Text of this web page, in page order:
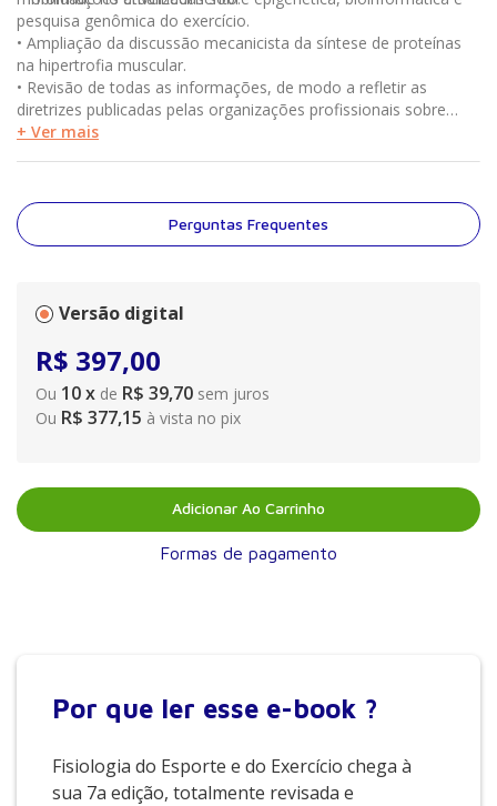
pesquisa genômica do exercício.
• Ampliação da discussão mecanicista da síntese de proteínas
na hipertrofia muscular.
• Revisão de todas as informações, de modo a refletir as
diretrizes publicadas pelas organizações profissionais sobre
nutrição e desempenho atlético, exercício e gravidez, triagem
+ Ver mais
Perguntas Frequentes
Versão digital
R$ 397,00
Ou 10x de R$ 39,70 sem juros
Ou R$ 377,15 à vista no pix
Adicionar Ao Carrinho
Formas de pagamento
Por que ler esse e-book ?
Fisiologia do Esporte e do Exercício chega à
sua 7a edição, totalmente revisada e